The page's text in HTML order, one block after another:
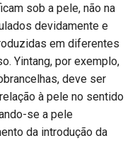
sob a pele, não na
devidamente e
em diferentes
Yintang, por exemplo,
deve ser
à pele no sentido
se a pele
da introdução da